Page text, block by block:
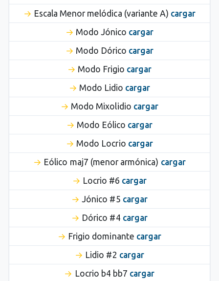
Escala Menor melódica (variante A) cargar
Modo Jónico cargar
Modo Dórico cargar
Modo Frigio cargar
Modo Lidio cargar
Modo Mixolidio cargar
Modo Eólico cargar
Modo Locrio cargar
Eólico maj7 (menor armónica) cargar
Locrio #6 cargar
Jónico #5 cargar
Dórico #4 cargar
Frigio dominante cargar
Lidio #2 cargar
Locrio b4 bb7 cargar